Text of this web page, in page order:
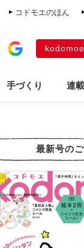
コドモエのほん
手づくり 連載
最新号の